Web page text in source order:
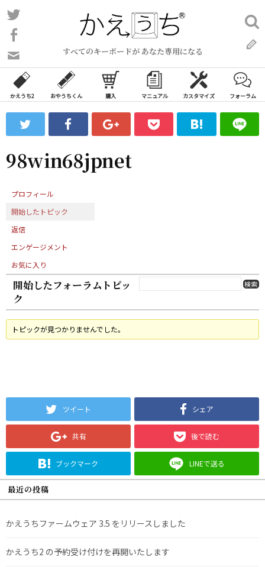
コ
ン
ン
ツ
ス
ッ
プ
すべてのキーボードが あなた専用になる
い
合
わ
フ
ォ
ム
検
索:
かえうち2 おやうちくん 購入 マニュアル カスタマイズ フォーラム
98win68jpnet
プロフィール
開始したトピック
返信
エンゲージメント
お気に入り
開始したフォーラムトピッ
ク
トピックが見つかりませんでした。
ツイート シェア
共有 後で読む
ブックマーク LINEで送る
最近の投稿
かえうちファームウェア 3.5 をリリースしました
かえうち2 の予約受け付けを再開いたします